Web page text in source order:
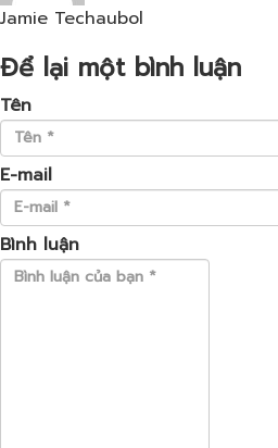
Jamie Techaubol
Để lại một bình luận
Tên
E-mail
Bình luận